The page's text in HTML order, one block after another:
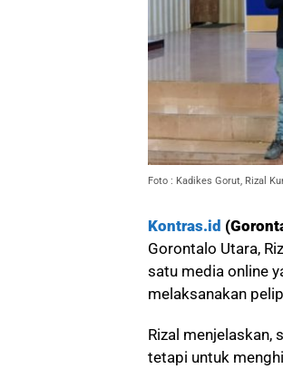
Foto : Kadikes Gorut, Rizal
Kontras.id
Gorontalo Utara,
satu media online
melaksanakan
Rizal menjelaskan,
tetapi untuk